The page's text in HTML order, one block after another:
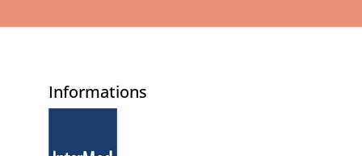
Informations